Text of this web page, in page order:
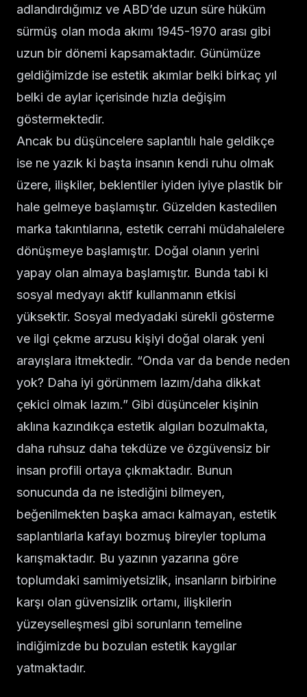
adlandırdığımız ve ABD’de uzun süre hüküm
sürmüş olan moda akımı 1945-1970 arası gibi
uzun bir dönemi kapsamaktadır. Günümüze
geldiğimizde ise estetik akımlar belki birkaç yıl
belki de aylar içerisinde hızla değişim
göstermektedir.
Ancak bu düşüncelere saplantılı hale geldikçe
ise ne yazık ki başta insanın kendi ruhu olmak
üzere, ilişkiler, beklentiler iyiden iyiye plastik bir
hale gelmeye başlamıştır. Güzelden kastedilen
marka takıntılarına, estetik cerrahi müdahalelere
dönüşmeye başlamıştır. Doğal olanın yerini
yapay olan almaya başlamıştır. Bunda tabi ki
sosyal medyayı aktif kullanmanın etkisi
yüksektir. Sosyal medyadaki sürekli gösterme
ve ilgi çekme arzusu kişiyi doğal olarak yeni
arayışlara itmektedir. “Onda var da bende neden
yok? Daha iyi görünmem lazım/daha dikkat
çekici olmak lazım.” Gibi düşünceler kişinin
aklına kazındıkça estetik algıları bozulmakta,
daha ruhsuz daha tekdüze ve özgüvensiz bir
insan profili ortaya çıkmaktadır. Bunun
sonucunda da ne istediğini bilmeyen,
beğenilmekten başka amacı kalmayan, estetik
saplantılarla kafayı bozmuş bireyler topluma
karışmaktadır. Bu yazının yazarına göre
toplumdaki samimiyetsizlik, insanların birbirine
karşı olan güvensizlik ortamı, ilişkilerin
yüzeyselleşmesi gibi sorunların temeline
indiğimizde bu bozulan estetik kaygılar
yatmaktadır.